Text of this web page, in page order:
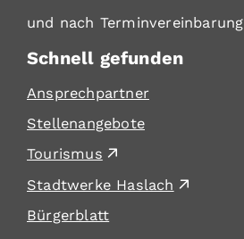
und nach Terminvereinbarung
Schnell gefunden
Ansprechpartner
Stellenangebote
Tourismus
Stadtwerke Haslach
Bürgerblatt